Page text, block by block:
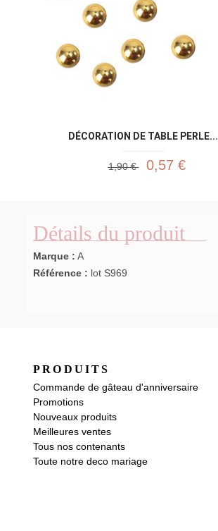
DÉCORATION DE TABLE PERLE...
1,90 € 0,57 €
Détails du produit
Marque : A
Référence : lot S969
PRODUITS
Commande de gâteau d'anniversaire
Promotions
Nouveaux produits
Meilleures ventes
Tous nos contenants
Toute notre deco mariage